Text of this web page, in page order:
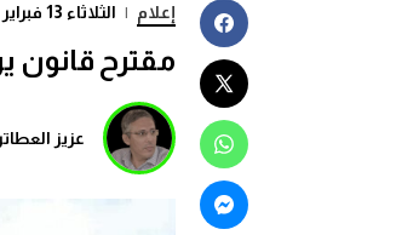
إعلام | الثلاثاء 13 فبراير 2024 - 15:44
مقترح قانون
عزيز